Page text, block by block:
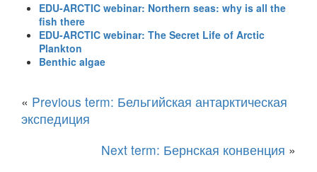
EDU-ARCTIC webinar: Northern seas: why is all the
fish there
EDU-ARCTIC webinar: The Secret Life of Arctic
Plankton
Benthic algae
« Previous term: Бельгийская антарктическая
экспедиция
Next term: Бернская конвенция »